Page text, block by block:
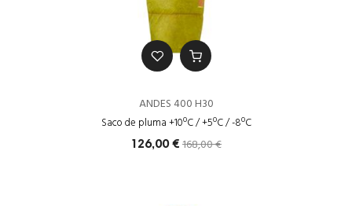
ANDES 400 H30
Saco de pluma +10ºC / +5ºC / -8ºC
126,00 € 168,00 €